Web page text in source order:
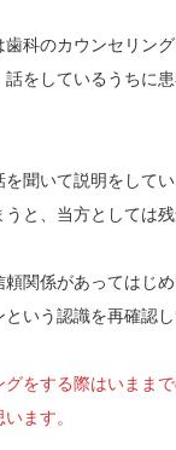
科のカウンセリン
をしているうちに
を聞いて説明をして
と、当方としては
関係があってはじ
いう認識を再確認
をする際はいまま
ます。